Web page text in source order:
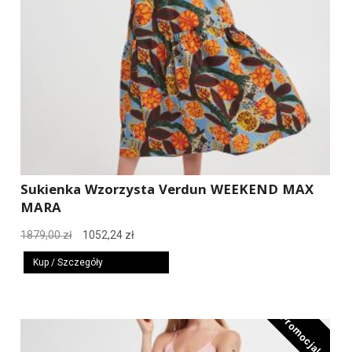
Sukienka Wzorzysta Verdun WEEKEND MAX
MARA
1879,00zł
Pierwotna
cena
wynosiła:
1052,24 złAktualna
cena
wynosi:
Kup / Szczegóły
Promocja!